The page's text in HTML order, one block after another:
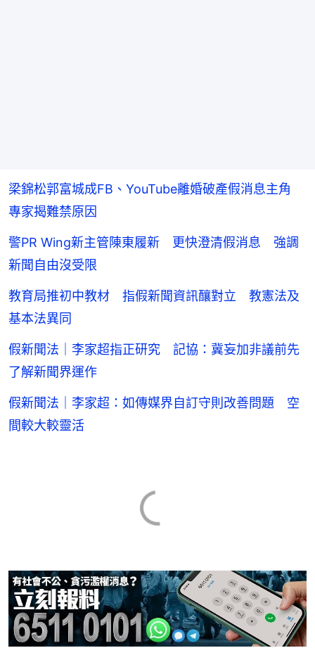
梁錦松郭富城成FB、YouTube離婚破產假消息主角
專家揭難禁原因
警PR Wing新主管陳東履新 更快澄清假消息 強調
新聞自由沒受限
教育局推初中教材 指假新聞資訊釀對立 教憲法及
基本法異同
假新聞法｜李家超指正研究 記協：冀妄加非議前先
了解新聞界運作
假新聞法｜李家超：如傳媒界自訂守則改善問題 空
間較大較靈活